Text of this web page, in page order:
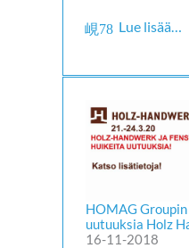
Lue lisää…
HOMAG
uutuuksia Holz
16-11-2018